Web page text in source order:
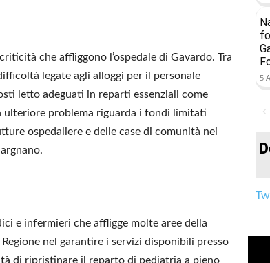
che affliggono l’ospedale di Gavardo. Tra
legate agli alloggi per il personale
letto adeguati in reparti essenziali come
ulteriore problema riguarda i fondi limitati
ospedaliere e delle case di comunità nei
e infermieri che affligge molte aree della
nel garantire i servizi disponibili presso
di ripristinare il reparto di pediatria a pieno
5